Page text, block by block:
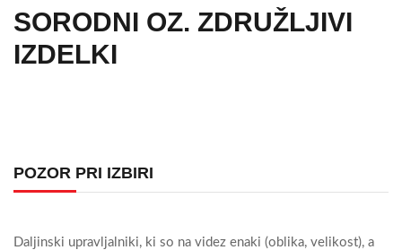
SORODNI OZ. ZDRUŽLJIVI
IZDELKI
POZOR PRI IZBIRI
Daljinski upravljalniki, ki so na videz enaki (oblika, velikost), a